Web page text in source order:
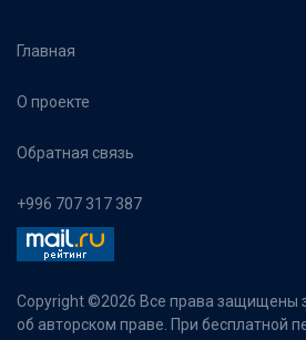
Главная
О проекте
Обратная связь
+996 707 317 387
Copyright ©2026 Все права защищены
об авторском праве. При бесплатной